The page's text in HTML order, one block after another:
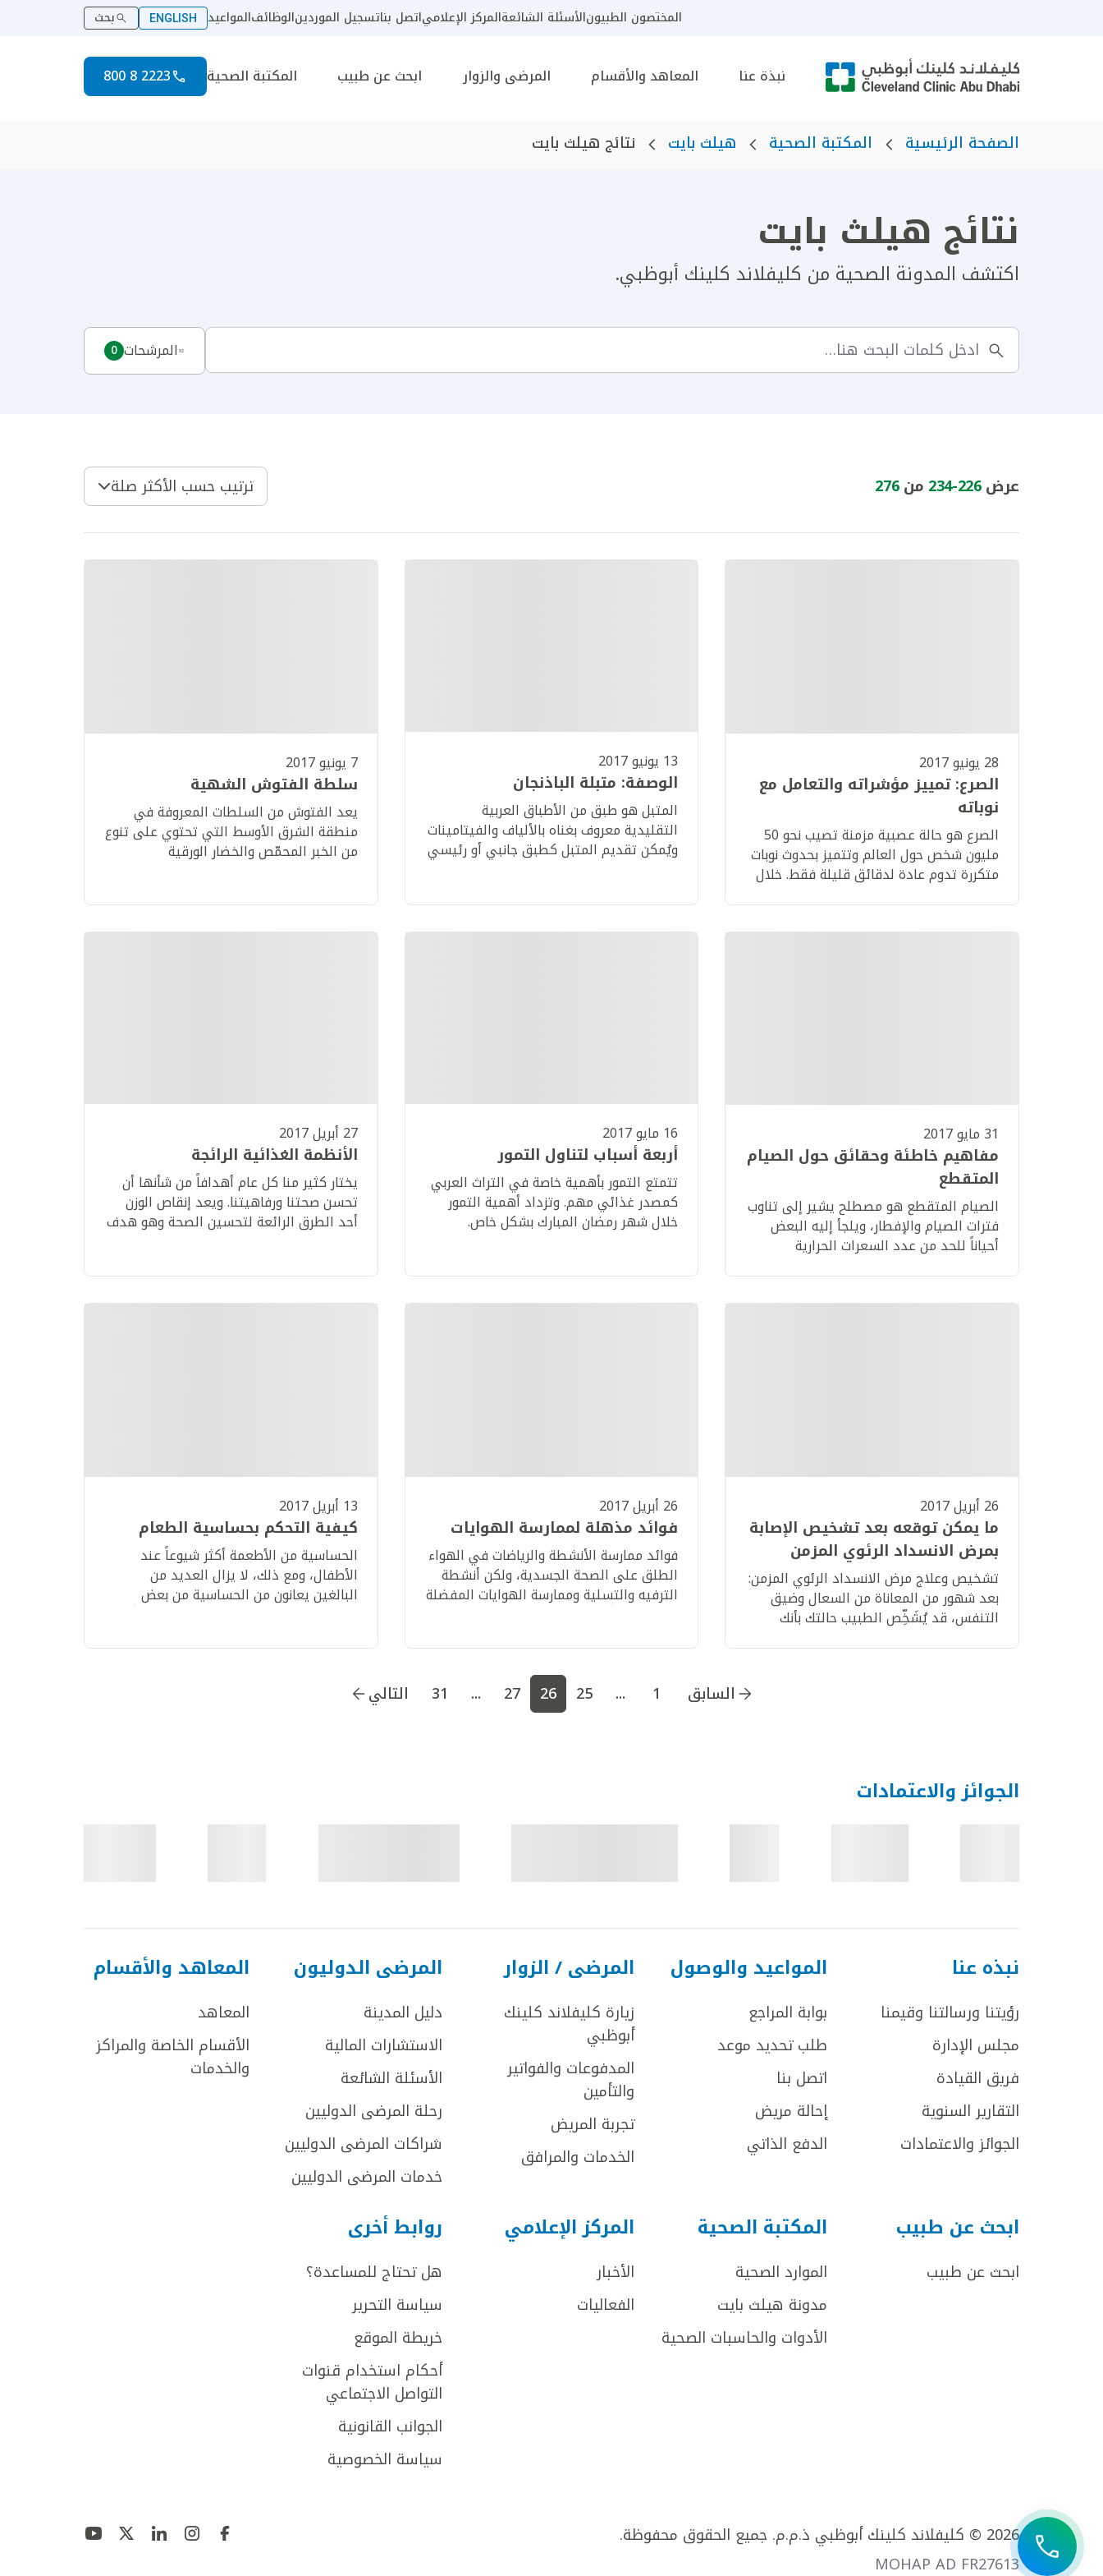
المختصون الطبيونالأسئلة الشائعةالمركز الإعلامياتصل بناتسجيل الموردينالوظائفالمواعيد ENGLISH بحث
نبذة عنا المعاهد والأقسام المرضى والزوار ابحث عن طبيب المكتبة الصحية 2223 8 800
الصفحة الرئيسية المكتبة الصحية هيلث بايت نتائج هيلث بايت
نتائج هيلث بايت
اكتشف المدونة الصحية من كليفلاند كلينك أبوظبي.
المرشحات 0
عرض226
-
234 من276 ترتيب حسب الأكثر صلة
28 يونيو 2017
الصرع: تمييز مؤشراته والتعامل مع
نوباته
الصرع هو حالة عصبية مزمنة تصيب نحو 50
مليون شخص حول العالم وتتميز بحدوث نوبات
متكررة تدوم عادة لدقائق قليلة فقط. خلال
من المعتاد فيسبب تغيراً في السلوك
والوعي.
13 يونيو 2017
الوصفة: متبلة الباذنجان
​المتبل هو طبق من الأطباق العربية
التقليدية معروف بغناه بالألياف والفيتامينات
ويُمكن تقديم المتبل كطبق جانبي أو رئيسي
7 يونيو 2017
سلطة الفتوش الشهية
​يعد الفتوش من السلطات المعروفة في
منطقة الشرق الأوسط التي تحتوي على تنوع
من الخبر المحمّص والخضار الورقية
31 مايو 2017
مفاهيم خاطئة وحقائق حول الصيام
المتقطع
​الصيام المتقطع هو مصطلح يشير إلى تناوب
فترات الصيام والإفطار، ويلجأ إليه البعض
أحياناً للحد من عدد السعرات الحرارية
16 مايو 2017
أربعة أسباب لتناول التمور
​تتمتع التمور بأهمية خاصة في التراث العربي
كمصدر غذائي مهم. وتزداد أهمية التمور
خلال شهر رمضان المبارك بشكل خاص.
27 أبريل 2017
الأنظمة الغذائية الرائجة
يختار كثير منا كل عام أهدافاً من شأنها أن
تحسن صحتنا ورفاهيتنا. ويعد إنقاص الوزن
أحد الطرق الرائعة لتحسين الصحة وهو هدف
26 أبريل 2017
ما يمكن توقعه بعد تشخيص الإصابة
بمرض الانسداد الرئوي المزمن
تشخيص وعلاج مرض الانسداد الرئوي المزمن:
بعد شهور من المعاناة من السعال وضيق
التنفس، قد يُشَخِّص الطبيب حالتك بأنك
26 أبريل 2017
فوائد مذهلة لممارسة الهوايات
فوائد ممارسة الأنشطة والرياضات في الهواء
الطلق على الصحة الجسدية، ولكن أنشطة
الترفيه والتسلية وممارسة الهوايات المفضلة
13 أبريل 2017
كيفية التحكم بحساسية الطعام
الحساسية من الأطعمة أكثر شيوعاً عند
الأطفال، ومع ذلك، لا يزال العديد من
البالغين يعانون من الحساسية من بعض
اذهب إلى الصفحة اذهب إلى الصفحة 4 اذهب إلى الصفحة 5 اذهب إلى الصفحة السابق 1
...
25
26
27
...
31 التالي
الجوائز والاعتمادات
نبذه عنا
رؤيتنا ورسالتنا وقيمنا
مجلس الإدارة
فريق القيادة
التقارير السنوية
الجوائز والاعتمادات
المواعيد والوصول
بوابة المراجع
طلب تحديد موعد
اتصل بنا
إحالة مريض
الدفع الذاتي
المرضى / الزوار
زيارة كليفلاند كلينك
أبوظبي
المدفوعات والفواتير
والتأمين
تجربة المريض
الخدمات والمرافق
المرضى الدوليون
دليل المدينة
الاستشارات المالية
الأسئلة الشائعة
رحلة المرضى الدوليين
شراكات المرضى الدوليين
خدمات المرضى الدوليين
المعاهد والأقسام
المعاهد
الأقسام الخاصة والمراكز
والخدمات
ابحث عن طبيب
ابحث عن طبيب
المكتبة الصحية
الموارد الصحية
مدونة هيلث بايت
الأدوات والحاسبات الصحية
المركز الإعلامي
الأخبار
الفعاليات
روابط أخرى
هل تحتاج للمساعدة؟
سياسة التحرير
خريطة الموقع
أحكام استخدام قنوات
التواصل الاجتماعي
الجوانب القانونية
سياسة الخصوصية
2026 © كليفلاند كلينك أبوظبي ذ.م.م. جميع الحقوق محفوظة.
MOHAP AD FR27613